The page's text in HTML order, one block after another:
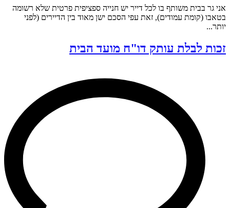
אני גר בבית משותף בו לכל דייר יש חנייה ספציפית פרטית שלא רשומה
בטאבו (קומת עמודים), זאת עפי הסכם ישן מאוד בין הדיירים (לפני
יותר...
זכות לבלת עותק דו"ח מועד הבית